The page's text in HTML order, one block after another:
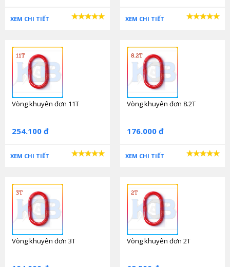
XEM CHI TIẾT XEM CHI TIẾT
Vòng khuyên đơn 11T
254.100 đ
XEM CHI TIẾT
Vòng khuyên đơn 8.2T
176.000 đ
XEM CHI TIẾT
Vòng khuyên đơn 3T Vòng khuyên đơn 2T